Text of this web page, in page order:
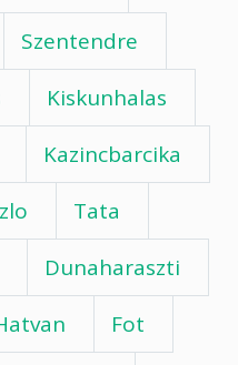
Szentendre
Kiskunhalas
Kazincbarcika
Tata
Dunaharaszti
Fot